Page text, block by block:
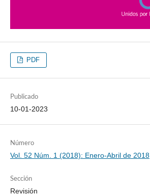
PDF
Publicado
10-01-2023
Número
Vol. 52 Núm. 1 (2018): Enero-Abril de 2018
Sección
Revisión